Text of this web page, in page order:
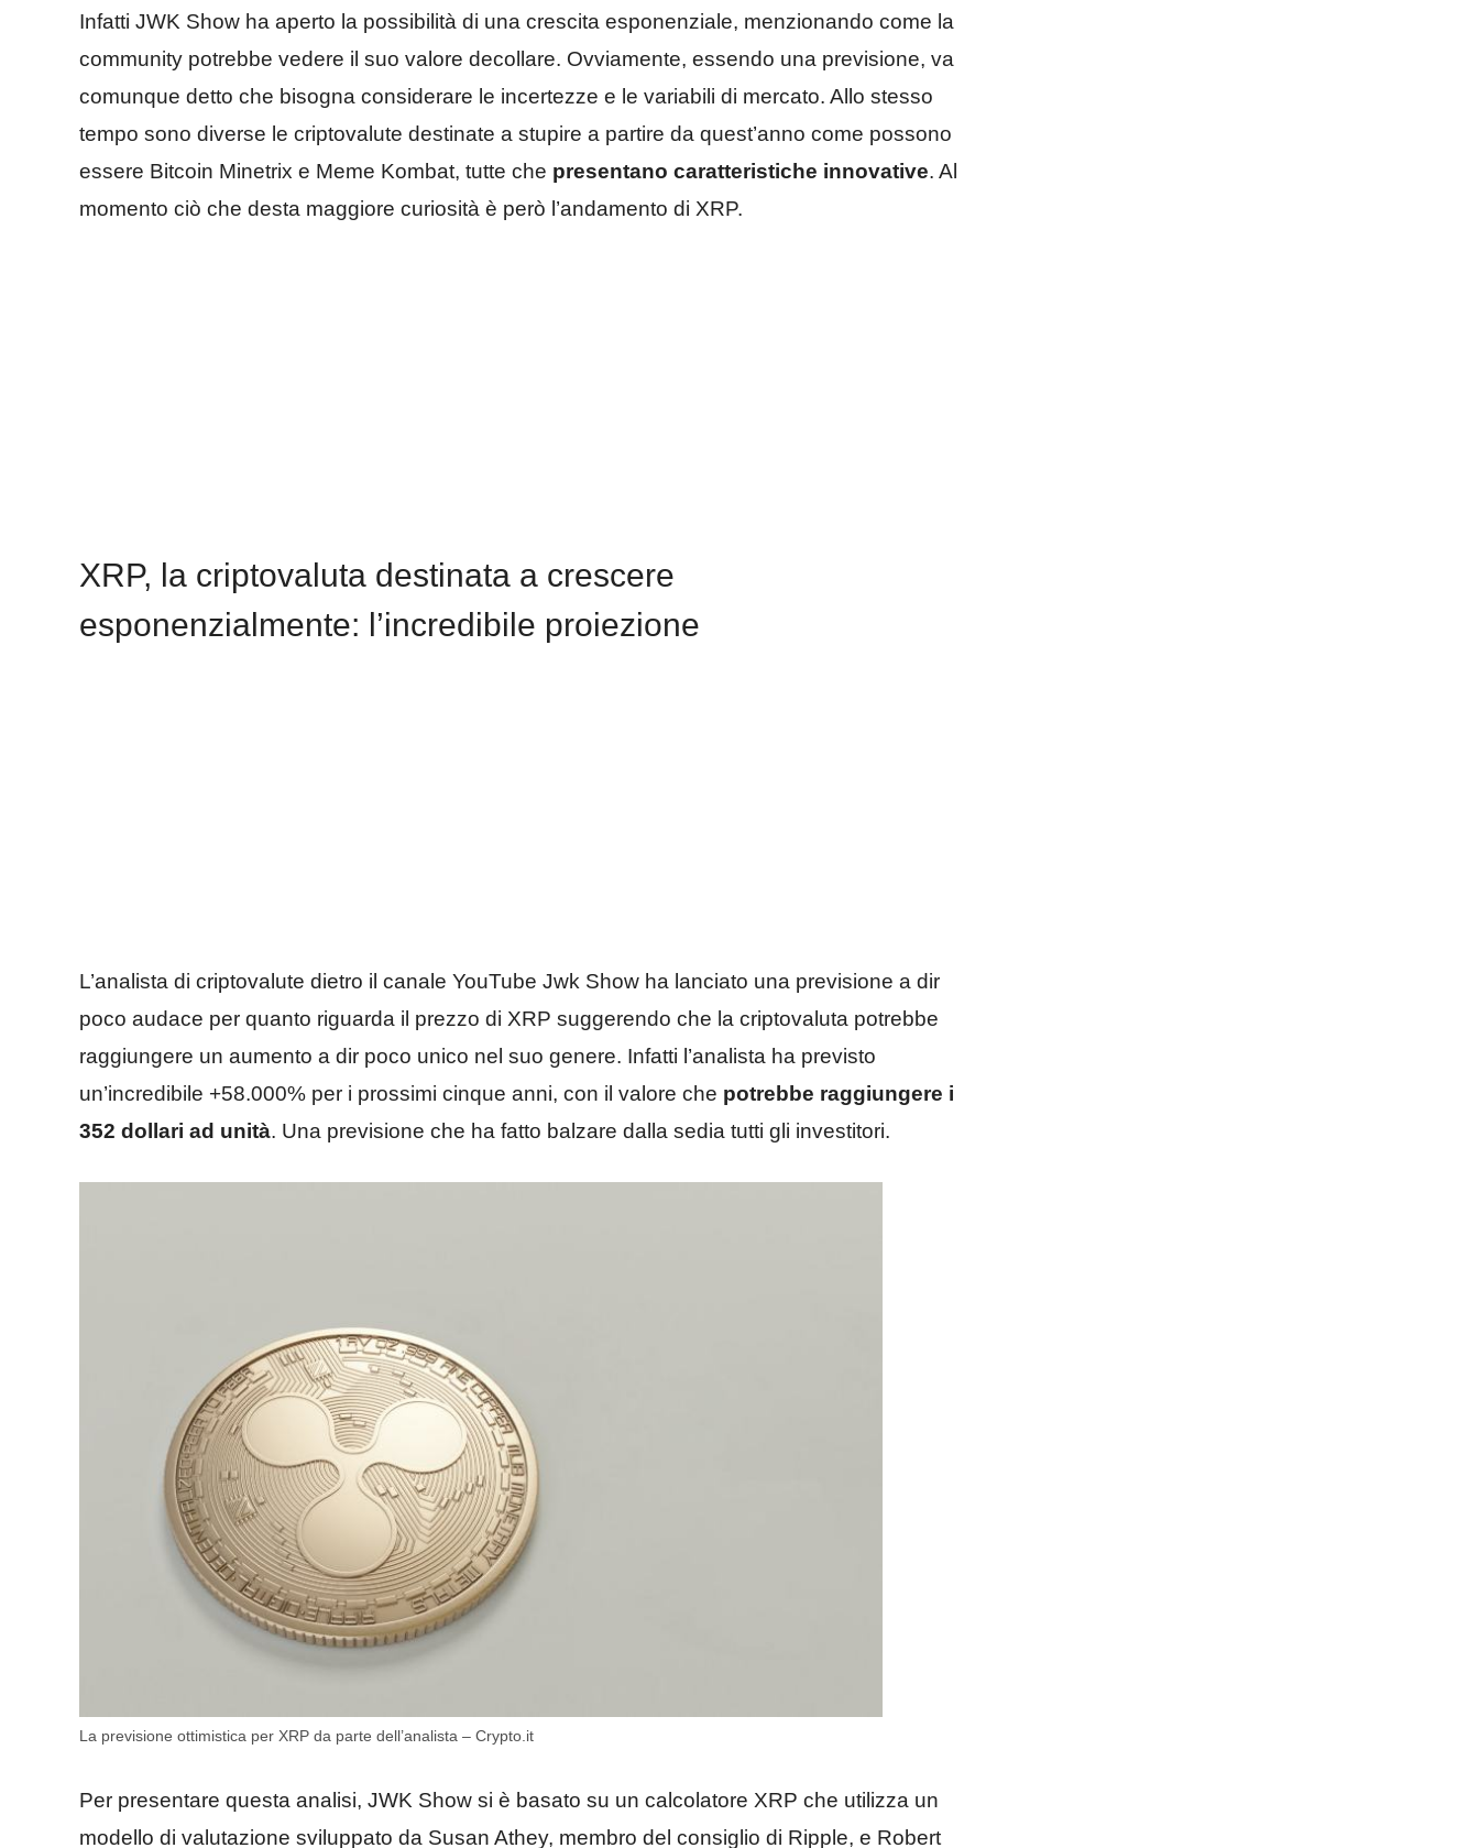
Infatti JWK Show ha aperto la possibilità di una crescita esponenziale, menzionando come la
community potrebbe vedere il suo valore decollare. Ovviamente, essendo una previsione, va
comunque detto che bisogna considerare le incertezze e le variabili di mercato. Allo stesso
tempo sono diverse le criptovalute destinate a stupire a partire da quest’anno come possono
essere Bitcoin Minetrix e Meme Kombat, tutte che presentano caratteristiche innovative. Al
momento ciò che desta maggiore curiosità è però l’andamento di XRP.
XRP, la criptovaluta destinata a crescere
esponenzialmente: l’incredibile proiezione
L’analista di criptovalute dietro il canale YouTube Jwk Show ha lanciato una previsione a dir
poco audace per quanto riguarda il prezzo di XRP suggerendo che la criptovaluta potrebbe
raggiungere un aumento a dir poco unico nel suo genere. Infatti l’analista ha previsto
un’incredibile +58.000% per i prossimi cinque anni, con il valore che potrebbe raggiungere i
352 dollari ad unità. Una previsione che ha fatto balzare dalla sedia tutti gli investitori.
La previsione ottimistica per XRP da parte dell’analista – Crypto.it
Per presentare questa analisi, JWK Show si è basato su un calcolatore XRP che utilizza un
modello di valutazione sviluppato da Susan Athey, membro del consiglio di Ripple, e Robert